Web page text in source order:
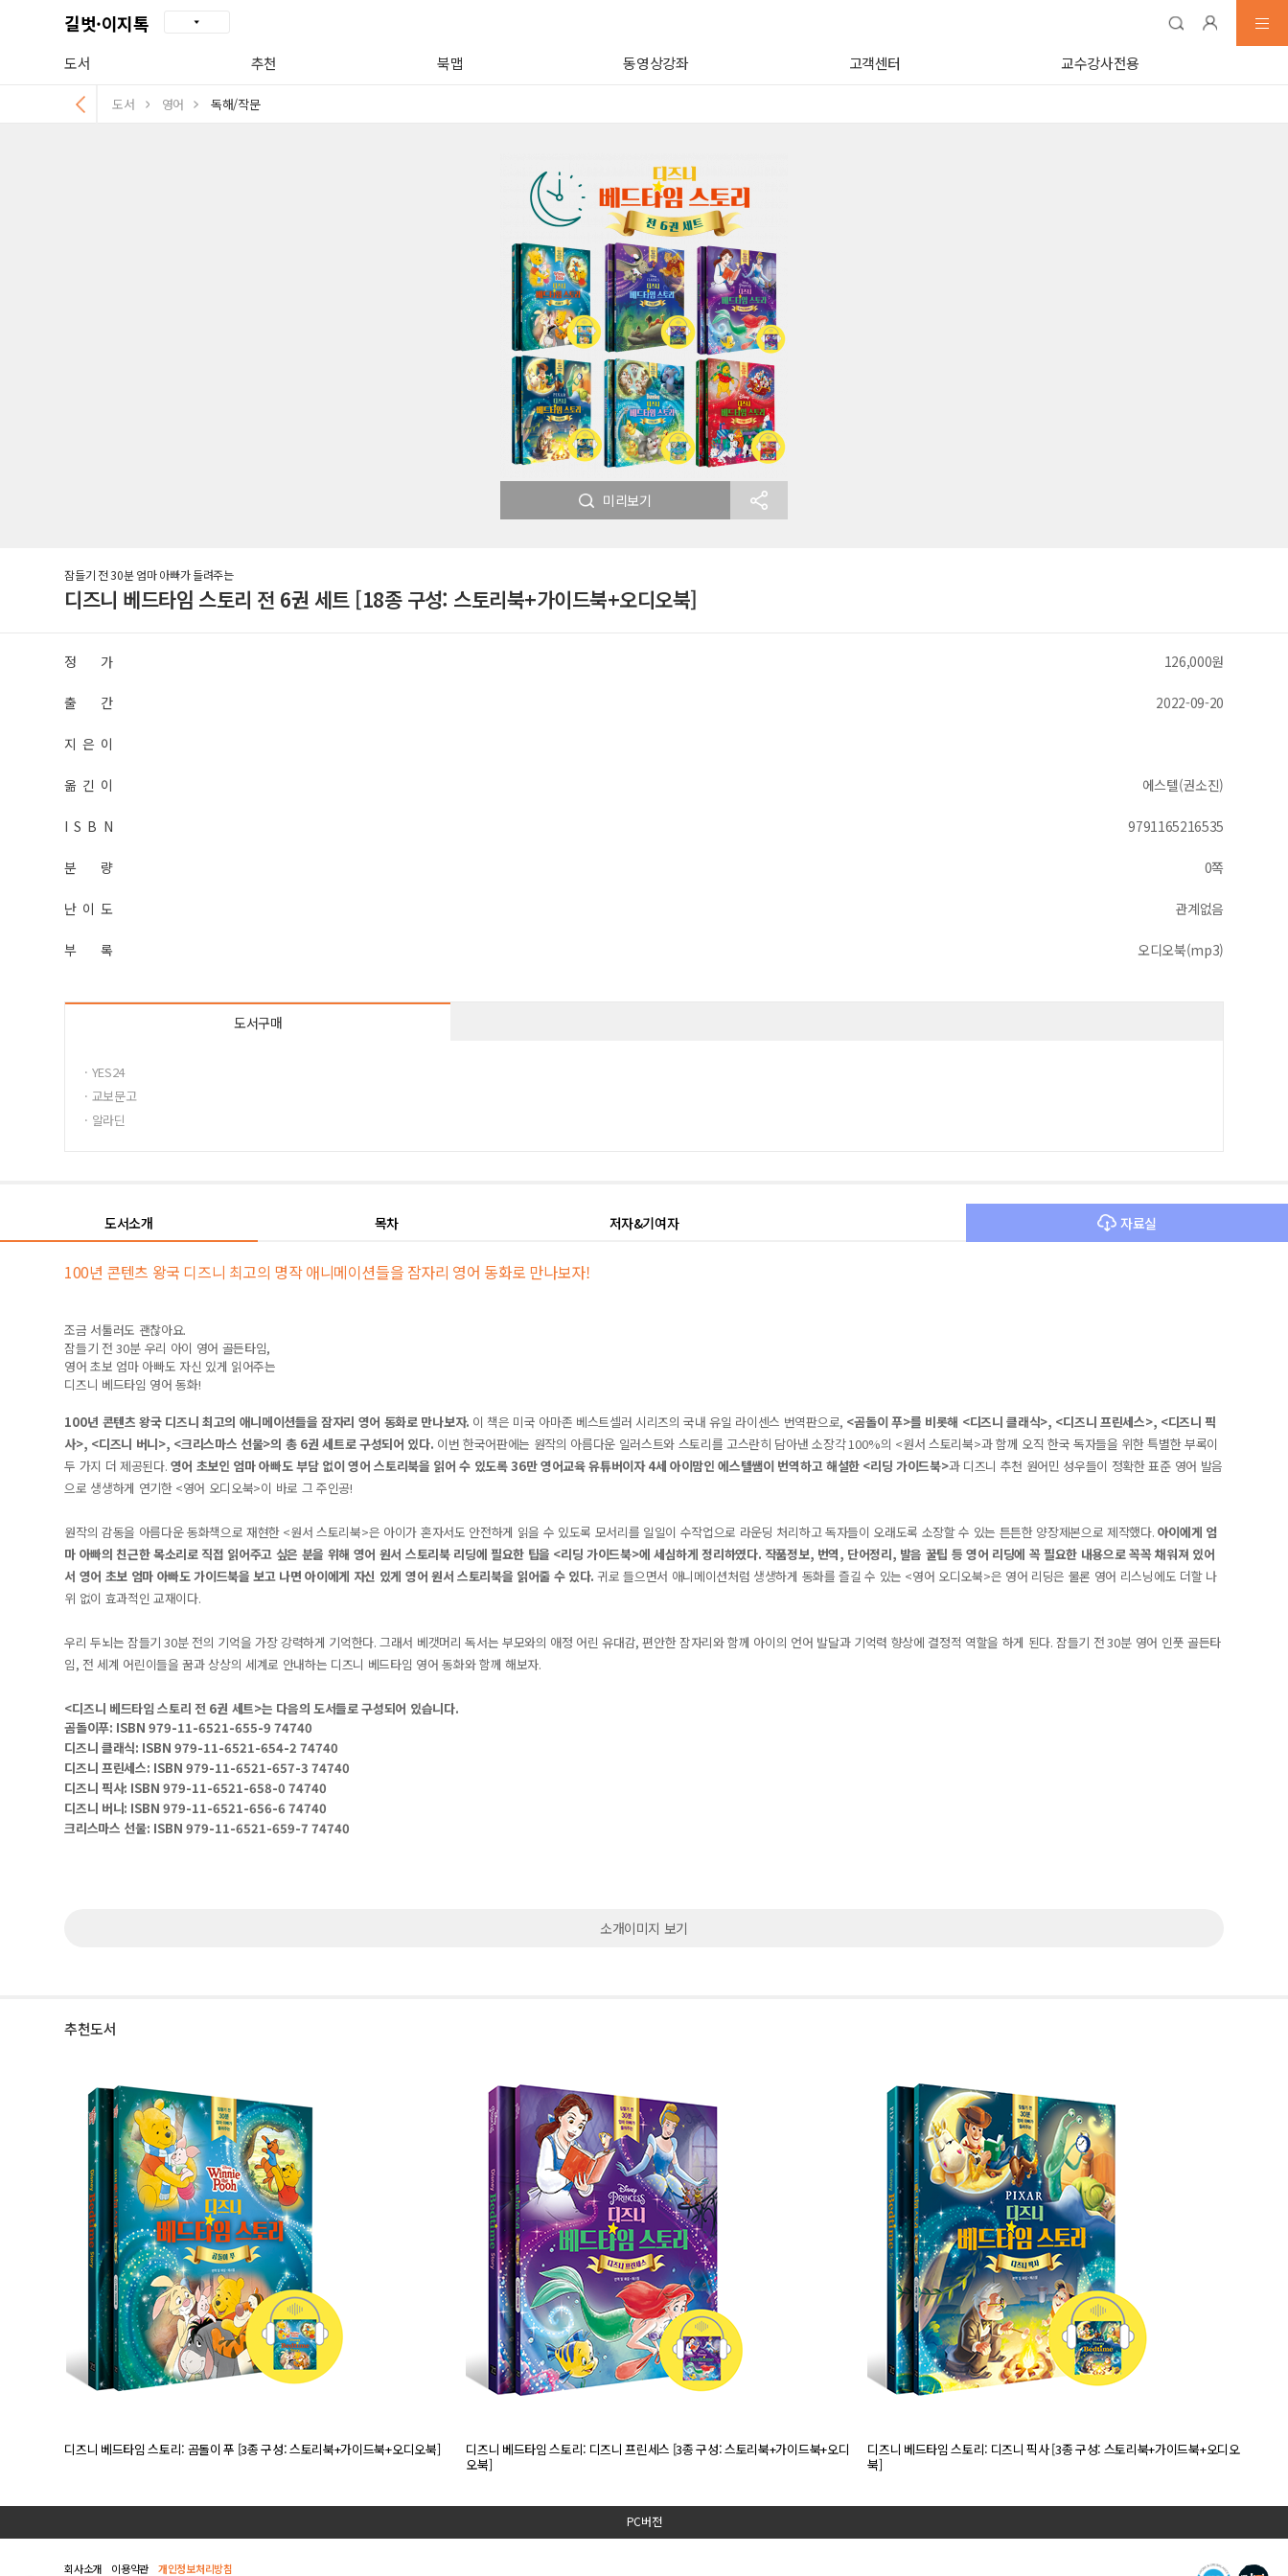
길벗·이지톡
도서 추천 북맵 동영상강좌 고객센터 교수강사전용
도서 영어 독해/작문
미리보기
잠들기 전 30분 엄마 아빠가 들려주는
디즈니 베드타임 스토리 전 6권 세트 [18종 구성: 스토리북+가이드북+오디오북]
정 가 126,000원
출 간 2022-09-20
지 은 이
옮 긴 이 에스텔(권소진)
I S B N 9791165216535
분 량 0쪽
난 이 도 관계없음
부 록 오디오북(mp3)
도서구매
· YES24
· 교보문고
· 알라딘
도서소개 목차 저자&기여자 자료실
100년 콘텐츠 왕국 디즈니 최고의 명작 애니메이션들을 잠자리 영어 동화로 만나보자!
조금 서툴러도 괜찮아요.
잠들기 전30분 우리 아이 영어 골든타임,
영어 초보 엄마 아빠도 자신 있게 읽어주는
디즈니 베드타임 영어 동화!
100년 콘텐츠 왕국 디즈니 최고의 애니메이션들을 잠자리 영어 동화로 만나보자. 이 책은 미국 아마존 베스트셀러 시리즈의 국내 유일 라이센스 번역판으로, <곰돌이 푸>를 비롯해 <디즈니 클래식>, <디즈니 프린세스>, <디즈니 픽
사>, <디즈니 버니>, <크리스마스 선물>의 총 6권 세트로 구성되어 있다. 이번 한국어판에는 원작의 아름다운 일러스트와 스토리를 고스란히 담아낸 소장각100%의 <원서 스토리북>과 함께 오직 한국 독자들을 위한 특별한 부록이
두 가지 더 제공된다. 영어 초보인 엄마 아빠도 부담 없이 영어 스토리북을 읽어 수 있도록36만 영어교육 유튜버이자4세 아이맘인 에스텔쌤이 번역하고 해설한<리딩 가이드북>과 디즈니 추천 원어민 성우들이 정확한 표준 영어 발음
으로 생생하게 연기한<영어 오디오북>이 바로 그 주인공!
원작의 감동을 아름다운 동화책으로 재현한 <원서 스토리북>은 아이가 혼자서도 안전하게 읽을 수 있도록 모서리를 일일이 수작업으로 라운딩 처리하고 독자들이 오래도록 소장할 수 있는 튼튼한 양장제본으로 제작했다. 아이에게 엄
마 아빠의 친근한 목소리로 직접 읽어주고 싶은 분을 위해 영어 원서 스토리북 리딩에 필요한 팁을 <리딩 가이드북>에 세심하게 정리하였다. 작품정보, 번역, 단어정리, 발음 꿀팁 등 영어 리딩에 꼭 필요한 내용으로 꼭꼭 채워져 있어
서 영어 초보 엄마 아빠도 가이드북을 보고 나면 아이에게 자신 있게 영어 원서 스토리북을 읽어줄 수 있다. 귀로 들으면서 애니메이션처럼 생생하게 동화를 즐길 수 있는 <영어 오디오북>은 영어 리딩은 물론 영어 리스닝에도 더할 나
위 없이 효과적인 교재이다.
우리 두뇌는 잠들기 30분 전의 기억을 가장 강력하게 기억한다.그래서 베갯머리 독서는 부모와의 애정 어린 유대감,편안한 잠자리와 함께 아이의 언어 발달과 기억력 향상에 결정적 역할을 하게 된다.잠들기 전30분 영어 인풋 골든타
임, 전 세계 어린이들을 꿈과 상상의 세계로 안내하는 디즈니 베드타임 영어 동화와 함께 해보자.
<디즈니 베드타임 스토리 전 6권 세트>는 다음의 도서들로 구성되어 있습니다.
곰돌이푸: ISBN 979-11-6521-655-9 74740
디즈니 클래식: ISBN 979-11-6521-654-2 74740
디즈니 프린세스: ISBN 979-11-6521-657-3 74740
디즈니 픽사: ISBN 979-11-6521-658-0 74740
디즈니 버니: ISBN 979-11-6521-656-6 74740
크리스마스 선물: ISBN 979-11-6521-659-7 74740
소개이미지 보기
추천도서
디즈니 베드타임 스토리: 곰돌이 푸 [3종 구성: 스토리북+가이드북+오디오북]
디즈니 베드타임 스토리: 디즈니 프린세스 [3종 구성: 스토리북+가이드북+오디
오북]
디즈니 베드타임 스토리: 디즈니 픽사 [3종 구성: 스토리북+가이드북+오디오
북]
PC버전
회사소개 이용약관 개인정보처리방침